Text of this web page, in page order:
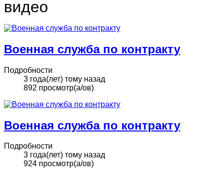
видео
Военная служба по контракту
Подробности
3 года(лет) тому назад
892 просмотр(а/ов)
Военная служба по контракту
Подробности
3 года(лет) тому назад
924 просмотр(а/ов)